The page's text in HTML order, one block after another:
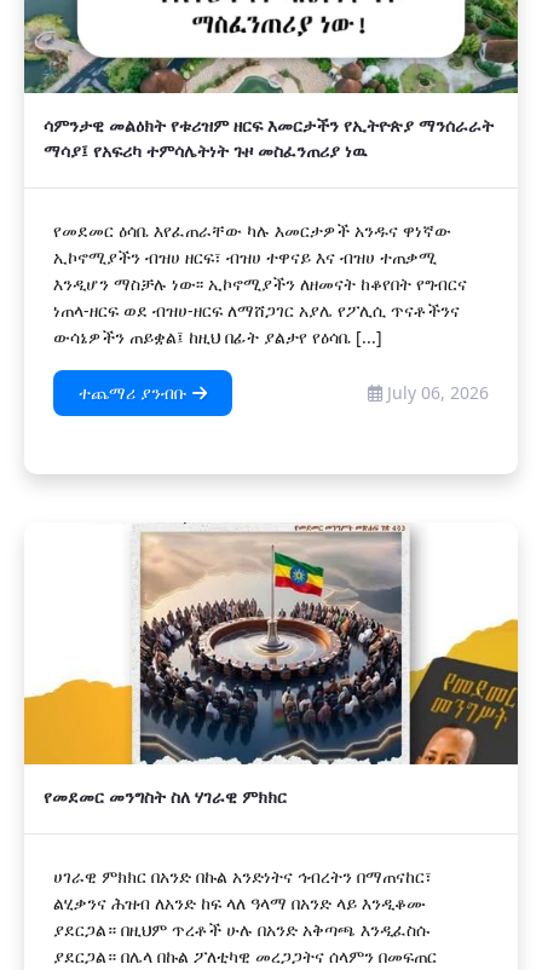
ሳምንታዊ መልዕክት የቱሪዝም ዘርፍ እመርታችን የኢትዮጵያ ማንሰራራት
ማሳያ፤ የአፍሪካ ተምሳሌትነት ጉዞ መስፈንጠሪያ ነዉ
የመደመር ዕሳቤ እየፈጠራቸው ካሉ እመርታዎች አንዱና ዋነኛው
ኢኮኖሚያችን ብዝሀ ዘርፍ፣ ብዝሀ ተዋናይ እና ብዝሀ ተጠቃሚ
እንዲሆን ማስቻሉ ነው፡፡ ኢኮኖሚያችን ለዘመናት ከቆየበት የግብርና
ነጠላ-ዘርፍ ወደ ብዝሀ-ዘርፍ ለማሸጋገር አያሌ የፖሊሲ ጥናቶችንና
ውሳኔዎችን ጠይቋል፤ ከዚህ በፊት ያልታየ የዕሳቤ [...]
ተጨማሪ ያንብቡ July 06, 2026
የመደመር መንግስት ስለ ሃገራዊ ምክክር
ሀገራዊ ምክክር በአንድ በኩል አንድነትና ኅብረትን በማጠናከር፣
ልሂቃንና ሕዝብ ለአንድ ከፍ ላለ ዓላማ በአንድ ላይ እንዲቆሙ
ያደርጋል። በዚህም ጥረቶች ሁሉ በአንድ አቅጣጫ እንዲፈስሱ
ያደርጋል። በሌላ በኩል ፖለቲካዊ መረጋጋትና ሰላምን በመፍጠር